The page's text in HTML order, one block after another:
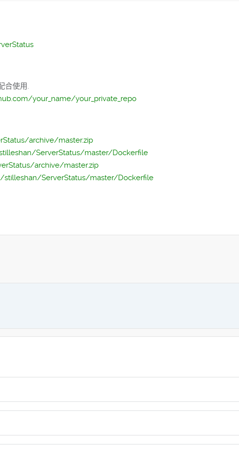
合使用.
your_name/your_private_repo
archive/master.zip
ServerStatus/master/Dockerfile
archive/master.zip
stilleshan/ServerStatus/master/Dockerfile